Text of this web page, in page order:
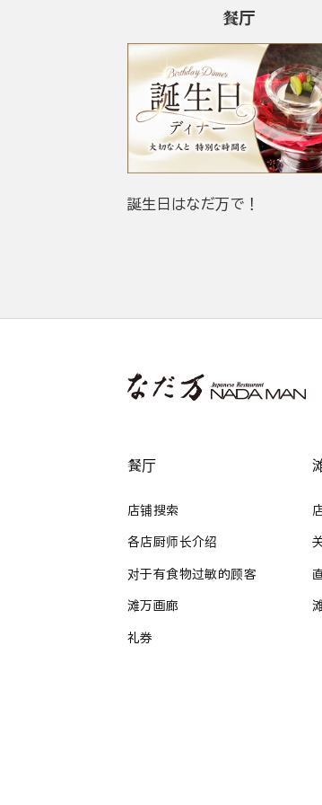
餐厅
誕生日はなだ万で！
餐厅
店铺搜索
各店厨师长介绍
对于有食物过敏的顾客
滩万画廊
礼券